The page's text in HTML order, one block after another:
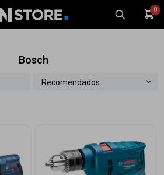
0
Bosch
Recomendados
Wearables